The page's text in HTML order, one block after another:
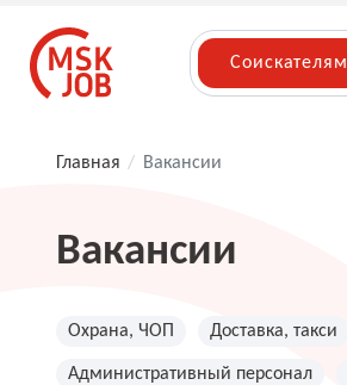
Соискателям
Главная / Вакансии
Вакансии
Охрана, ЧОП Доставка, такси
Административный персонал